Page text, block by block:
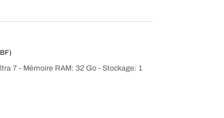
7 - Mémoire RAM: 32 Go - Stockage: 1